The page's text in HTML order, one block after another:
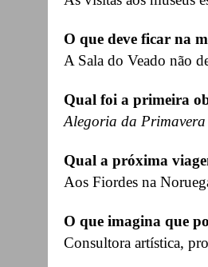
O que deve ficar na
A Sala do Veado não
Qual foi a primeira
Alegoria da Primavera
Qual a próxima
Aos Fiordes na
O que imagina que
Consultora artística,